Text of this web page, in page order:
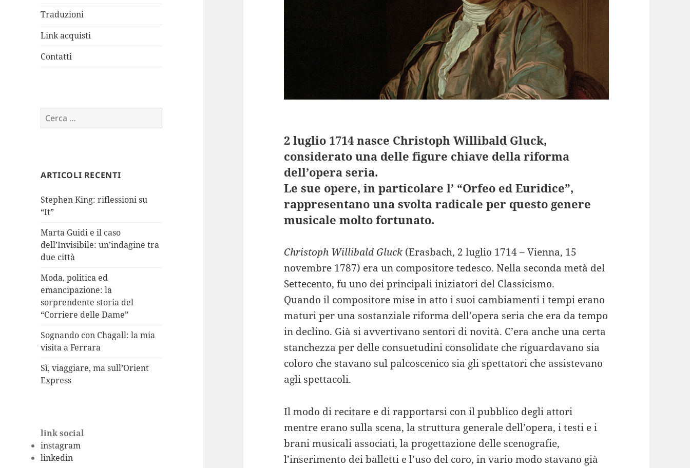
Traduzioni
Link acquisti
Contatti
Ricerca
per:
ARTICOLI RECENTI
Stephen King: riflessioni su
“It”
Marta Guidi e il caso
dell’Invisibile: un’indagine tra
due città
Moda, politica ed
emancipazione: la
sorprendente storia del
“Corriere delle Dame”
Sognando con Chagall: la mia
visita a Ferrara
Sì, viaggiare, ma sull’Orient
Express
link social
instagram
linkedin
2 luglio 1714 nasce Christoph Willibald Gluck,
considerato una delle figure chiave della riforma
dell’opera seria.
Le sue opere, in particolare l’ “Orfeo ed Euridice”,
rappresentano una svolta radicale per questo genere
musicale molto fortunato.
Christoph Willibald Gluck(Erasbach, 2 luglio 1714 – Vienna, 15
novembre 1787) era un compositore tedesco. Nella seconda metà del
Settecento, fu uno dei principali iniziatori del Classicismo.
Quando il compositore mise in atto i suoi cambiamenti i tempi erano
maturi per una sostanziale riforma dell’opera seria che era da tempo
in declino. Già si avvertivano sentori di novità. C’era anche una certa
stanchezza per delle consuetudini consolidate che riguardavano sia
coloro che stavano sul palcoscenico sia gli spettatori che assistevano
agli spettacoli.
Il modo di recitare e di rapportarsi con il pubblico degli attori
mentre erano sulla scena, la struttura generale dell’opera, i testi e i
brani musicali associati, la progettazione delle scenografie,
l’inserimento dei balletti e l’uso del coro, in vario modo stavano già